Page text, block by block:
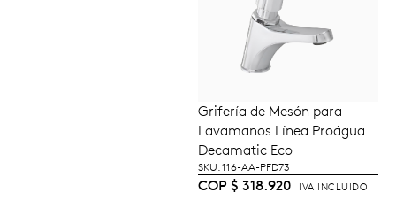
AÑADIR AL
CARRITO
Grifería de Mesón para
Lavamanos Línea Proágua
Decamatic Eco
SKU: 116-AA-PFD73
COP $ 318.920 IVA INCLUIDO